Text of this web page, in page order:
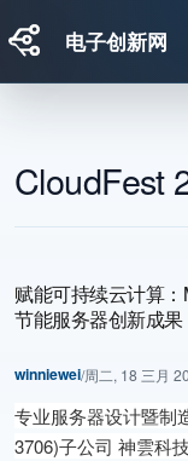
电子创新网
CloudFest
赋能可持续云计算
节能服务器创新成果
winniewei/周二, 18 三月
专业服务器设计暨制
3706)子公司 神雲科